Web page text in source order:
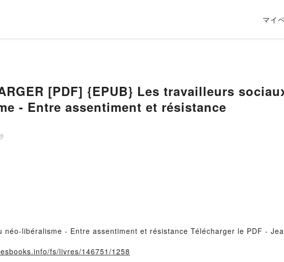
マイ
[PDF] {EPUB} Les travailleurs
- Entre assentiment et résistance
libéralisme - Entre assentiment et résistance Télécharger le PDF -
fs/livres/146751/1258